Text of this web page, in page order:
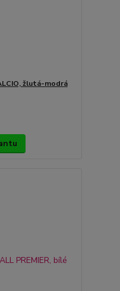
žlutá-modrá